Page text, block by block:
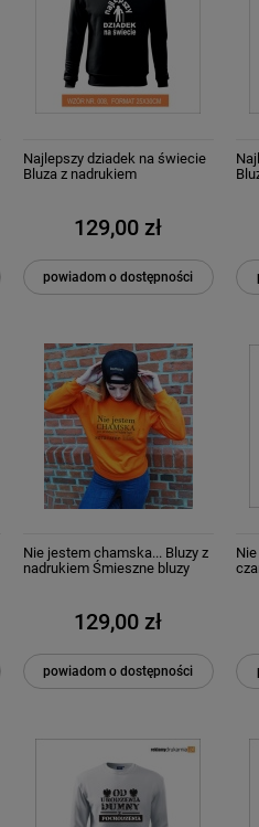
Najlepszy dziadek na świecie
Bluza z nadrukiem
129,00 zł
powiadom o dostępności
Nie jestem chamska... Bluzy z
nadrukiem Śmieszne bluzy
129,00 zł
powiadom o dostępności